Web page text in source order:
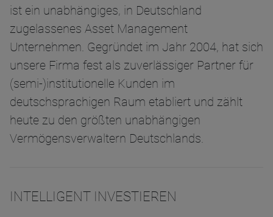
ist ein unabhängiges, in Deutschland
zugelassenes Asset Management
Unternehmen. Gegründet im Jahr 2004, hat sich
unsere Firma fest als zuverlässiger Partner für
(semi-)institutionelle Kunden im
deutschsprachigen Raum etabliert und zählt
heute zu den größten unabhängigen
Vermögensverwaltern Deutschlands.
INTELLIGENT INVESTIEREN